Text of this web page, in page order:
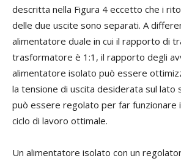
descritta nella Figura 4 eccetto che i
delle due uscite sono separati. A
alimentatore duale in cui il rapporto di
trasformatore è 1:1, il rapporto degli
alimentatore isolato può essere
la tensione di uscita desiderata sul lato
può essere regolato per far funzionare
ciclo di lavoro ottimale.
Un alimentatore isolato con un